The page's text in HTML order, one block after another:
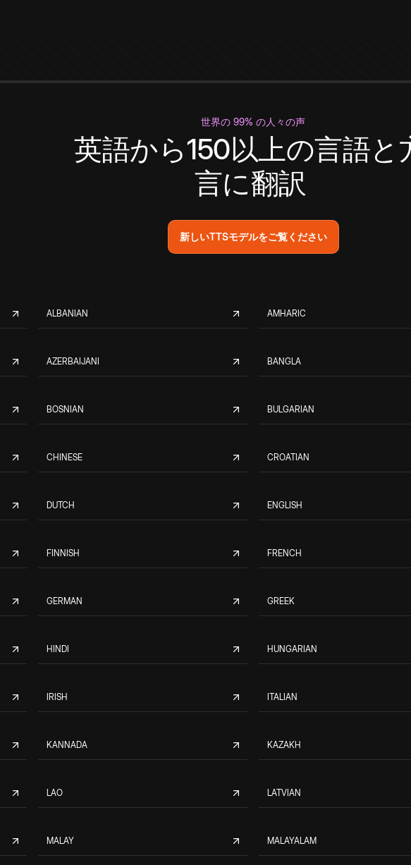
世界の 99% の人々の声
英語から150以上の言語と
言に翻訳
新しいTTSモデルをご覧ください
ALBANIAN AMHARIC
AZERBAIJANI BANGLA
BOSNIAN BULGARIAN
CHINESE CROATIAN
DUTCH ENGLISH
FINNISH FRENCH
GERMAN GREEK
HINDI HUNGARIAN
IRISH ITALIAN
KANNADA KAZAKH
LAO LATVIAN
MALAY MALAYALAM